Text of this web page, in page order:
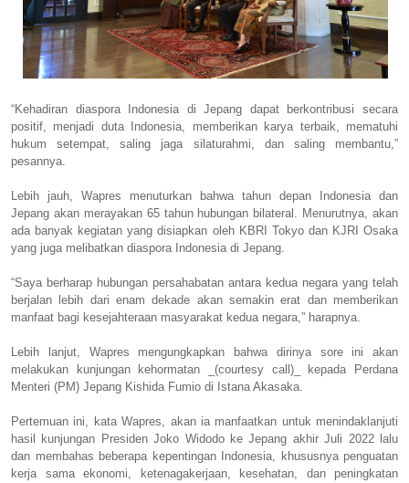
“Kehadiran diaspora Indonesia di Jepang dapat berkontribusi secara
positif, menjadi duta Indonesia, memberikan karya terbaik, mematuhi
hukum setempat, saling jaga silaturahmi, dan saling membantu,”
pesannya.
Lebih jauh, Wapres menuturkan bahwa tahun depan Indonesia dan
Jepang akan merayakan 65 tahun hubungan bilateral. Menurutnya, akan
ada banyak kegiatan yang disiapkan oleh KBRI Tokyo dan KJRI Osaka
yang juga melibatkan diaspora Indonesia di Jepang.
“Saya berharap hubungan persahabatan antara kedua negara yang telah
berjalan lebih dari enam dekade akan semakin erat dan memberikan
manfaat bagi kesejahteraan masyarakat kedua negara,” harapnya.
Lebih lanjut, Wapres mengungkapkan bahwa dirinya sore ini akan
melakukan kunjungan kehormatan _(courtesy call)_ kepada Perdana
Menteri (PM) Jepang Kishida Fumio di Istana Akasaka.
Pertemuan ini, kata Wapres, akan ia manfaatkan untuk menindaklanjuti
hasil kunjungan Presiden Joko Widodo ke Jepang akhir Juli 2022 lalu
dan membahas beberapa kepentingan Indonesia, khususnya penguatan
kerja sama ekonomi, ketenagakerjaan, kesehatan, dan peningkatan